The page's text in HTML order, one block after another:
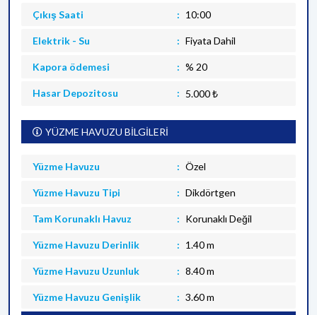
Çıkış Saati 10:00
Elektrik - Su Fiyata Dahil
Kapora ödemesi % 20
Hasar Depozitosu 5.000 ₺
YÜZME HAVUZU BİLGİLERİ
Yüzme Havuzu Özel
Yüzme Havuzu Tipi Dikdörtgen
Tam Korunaklı Havuz Korunaklı Değil
Yüzme Havuzu Derinlik 1.40 m
Yüzme Havuzu Uzunluk 8.40 m
Yüzme Havuzu Genişlik 3.60 m